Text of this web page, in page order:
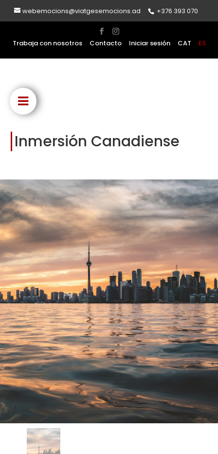
webemocions@viatgesemocions.ad +376 393 070
Trabaja con nosotros Contacto Iniciar sesión CAT ES
Inmersión Canadiense